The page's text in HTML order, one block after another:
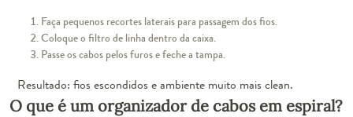
Faça pequenos recortes laterais para passagem dos fios.
Coloque o filtro de linha dentro da caixa.
Passe os cabos pelos furos e feche a tampa.
Resultado: fios escondidos e ambiente muito mais clean.
O que é um organizador de cabos em espiral?